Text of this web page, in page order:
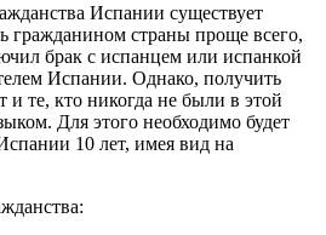
Испании существует
гражданином страны проще всего,
брак с испанцем или испанкой
Испании. Однако, получить
и те, кто никогда не были в этой
Для этого необходимо будет
10 лет, имея вид на